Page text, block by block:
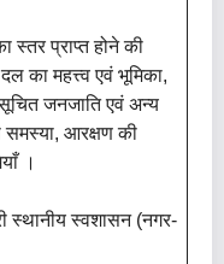
स्तर प्राप्त होने की
का महत्त्व एवं भूमिका,
जनजाति एवं अन्य
समस्या, आरक्षण की
।
स्थानीय स्वशासन (नगर-